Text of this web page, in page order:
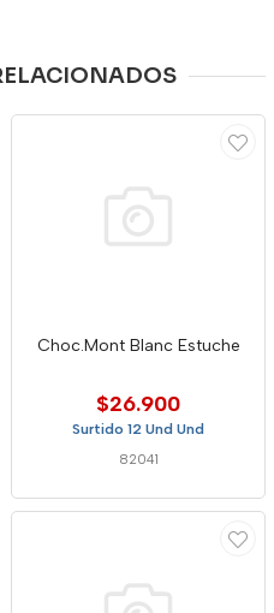
Choc.Mont Blanc Estuche
$26.900
Surtido 12 Und Und
82041